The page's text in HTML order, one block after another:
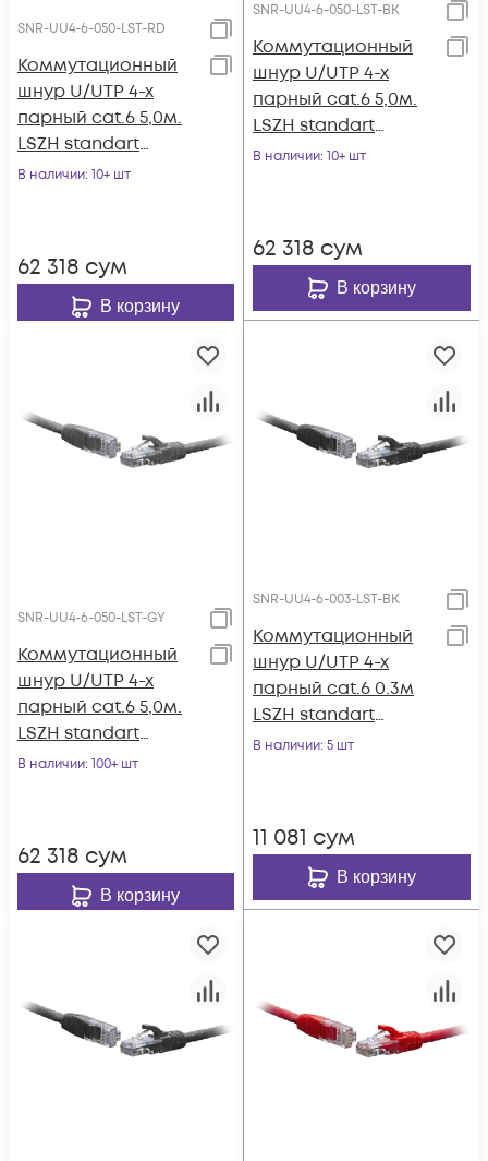
SNR-UU4-6-050-LST-RD
Коммутационный
шнур U/UTP 4-х
парный cat.6 5,0м.
LSZH standart
красный
В наличии: 10+ шт
62 318 сум
В корзину
SNR-UU4-6-050-LST-BK
Коммутационный
шнур U/UTP 4-х
парный cat.6 5,0м.
LSZH standart
чёрный
В наличии: 10+ шт
62 318 сум
В корзину
SNR-UU4-6-050-LST-GY
Коммутационный
шнур U/UTP 4-х
парный cat.6 5,0м.
LSZH standart
серый
В наличии: 100+ шт
62 318 сум
В корзину
SNR-UU4-6-003-LST-BK
Коммутационный
шнур U/UTP 4-х
парный cat.6 0.3м
LSZH standart
чёрный
В наличии: 5 шт
11 081 сум
В корзину